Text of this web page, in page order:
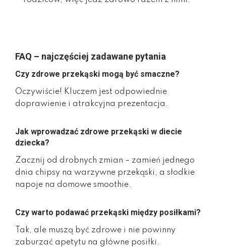
FAQ – najczęściej zadawane pytania
Czy zdrowe przekąski mogą być smaczne?
Oczywiście! Kluczem jest odpowiednie
doprawienie i atrakcyjna prezentacja.
Jak wprowadzać zdrowe przekąski w diecie
dziecka?
Zacznij od drobnych zmian – zamień jednego
dnia chipsy na warzywne przekąski, a słodkie
napoje na domowe smoothie.
Czy warto podawać przekąski między posiłkami?
Tak, ale muszą być zdrowe i nie powinny
zaburzać apetytu na główne posiłki.